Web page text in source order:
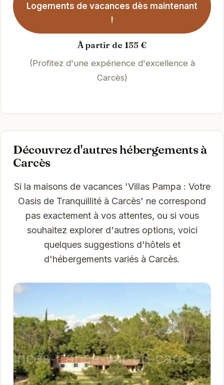
Logements de vacances dès maintenant
!
À partir de 155 €
(Profitez d'une expérience d'excellence à
Carcès)
Découvrez d'autres hébergements à
Carcès
Si la maisons de vacances 'Villas Pampa : Votre
Oasis de Tranquillité à Carcès' ne correspond
pas exactement à vos attentes, ou si vous
souhaitez explorer d'autres options, voici
quelques suggestions d'hôtels et
d'hébergements variés à Carcès.